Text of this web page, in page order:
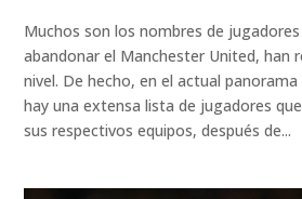
Muchos son los nombres de
abandonar el Manchester United, han
nivel. De hecho, en el actual
hay una extensa lista de jugadores
sus respectivos equipos, después de...